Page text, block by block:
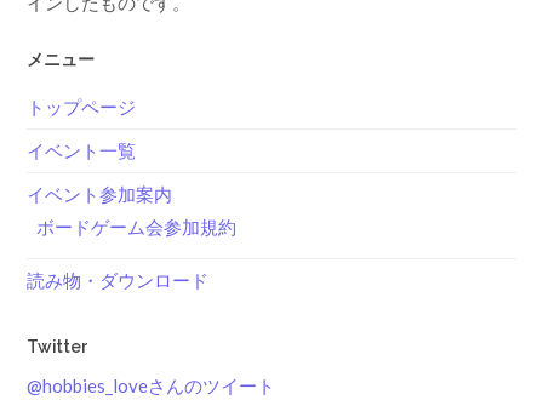
メニュー
トップページ
イベント一覧
イベント参加案内
ボードゲーム会参加規約
読み物・ダウンロード
Twitter
@hobbies_loveさんのツイート